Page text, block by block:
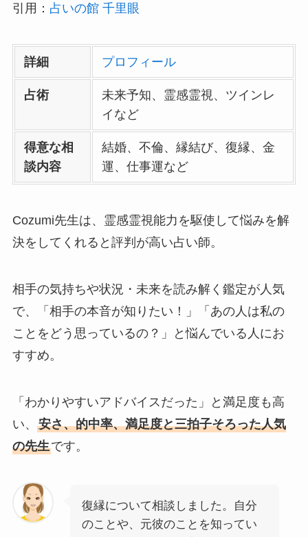
引用： 占いの館 千里眼
詳細 プロフィール
占術
未来予知、霊感霊視、ツインレ
イなど
得意な相
談内容
結婚、不倫、縁結び、復縁、金
運、仕事運など
Cozumi先生は、霊感霊視能力を駆使して悩みを解
決をしてくれると評判が高い占い師。
相手の気持ちや状況・未来を読み解く鑑定が人気
で、「相手の本音が知りたい！」「あの人は私の
ことをどう思っているの？」と悩んでいる人にお
すすめ。
「わかりやすいアドバイスだった」と満足度も高
い、 安さ、的中率、満足度と三拍子そろった人気
の先生です。
復縁について相談しました。自分
のことや、元彼のことを知ってい